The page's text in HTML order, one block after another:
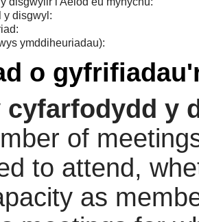
y disgwyl:
ymddiheuriadau):
o
cyfarfodydd y
of
to attend,
as